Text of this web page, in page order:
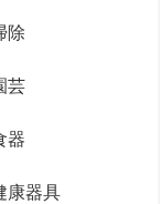
除
芸
器
康器具